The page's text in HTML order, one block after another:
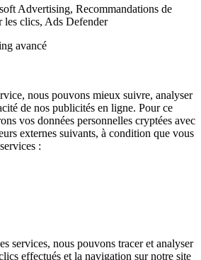
Advertising, Recommandations de
les clics, Ads Defender
avancé
nous pouvons mieux suivre, analyser
de nos publicités en ligne. Pour ce
vos données personnelles cryptées avec
externes suivants, à condition que vous
:
services, nous pouvons tracer et analyser
effectués et la navigation sur notre site